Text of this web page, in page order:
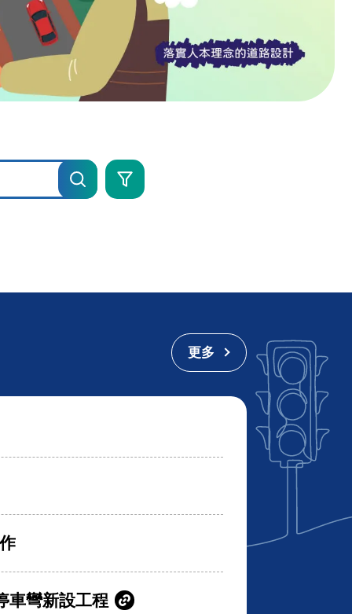
進
階
更多
車彎新設工程